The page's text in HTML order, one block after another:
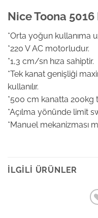
Nice Toona
*Orta yoğun kullanıma
*220 V AC motorludur.
*1,3 cm/sn hıza sahiptir.
*Tek kanat genişliği
kullanılır.
*500 cm kanatta 200kg
*Açılma yönünde limit
*Manuel mekanizması
İLGILI ÜRÜNLER